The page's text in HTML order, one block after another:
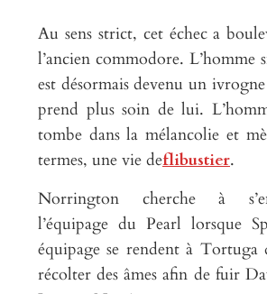
Au sens strict, cet échec a
l’ancien commodore. L’homme
est désormais devenu un
prend plus soin de lui.
tombe dans la mélancolie et
termes, une vie deflibustier.
Norrington cherche à
l’équipage du Pearl lorsque
équipage se rendent à Tortuga
récolter des âmes afin de fuir